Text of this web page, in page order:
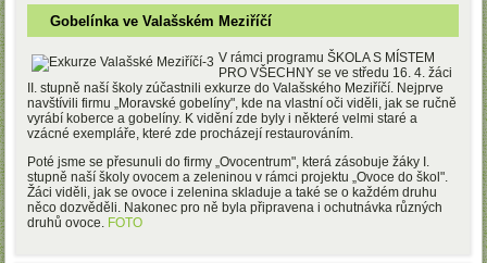
Gobelínka ve Valašském Meziříčí
V rámci programu ŠKOLA S MÍSTEM
PRO VŠECHNY se ve středu 16. 4. žáci
II. stupně naší školy zúčastnili exkurze do Valašského Meziříčí. Nejprve
navštívili firmu „Moravské gobelíny", kde na vlastní oči viděli, jak se ručně
vyrábí koberce a gobelíny. K vidění zde byly i některé velmi staré a
vzácné exempláře, které zde procházejí restaurováním.
Poté jsme se přesunuli do firmy „Ovocentrum", která zásobuje žáky I.
stupně naší školy ovocem a zeleninou v rámci projektu „Ovoce do škol".
Žáci viděli, jak se ovoce i zelenina skladuje a také se o každém druhu
něco dozvěděli. Nakonec pro ně byla připravena i ochutnávka různých
druhů ovoce. FOTO